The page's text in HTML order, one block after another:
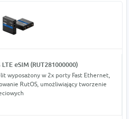
eSIM (RUT281000000)
wyposażony w 2x porty Fast Ethernet,
RutOS, umożliwiający tworzenie